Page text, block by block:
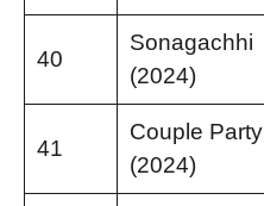
40
Sonagachhi
(2024)
41
Couple Party
(2024)